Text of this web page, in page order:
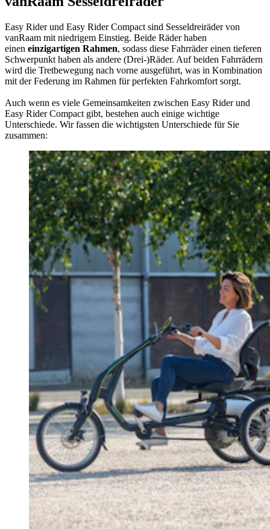
Easy Rider und Easy Rider Compact sind Sesseldreiräder von
vanRaam mit niedrigem Einstieg. Beide Räder haben
einen einzigartigen Rahmen, sodass diese Fahrräder einen tieferen
Schwerpunkt haben als andere (Drei-)Räder. Auf beiden Fahrrädern
wird die Tretbewegung nach vorne ausgeführt, was in Kombination
mit der Federung im Rahmen für perfekten Fahrkomfort sorgt.
Auch wenn es viele Gemeinsamkeiten zwischen Easy Rider und
Easy Rider Compact gibt, bestehen auch einige wichtige
Unterschiede. Wir fassen die wichtigsten Unterschiede für Sie
zusammen: